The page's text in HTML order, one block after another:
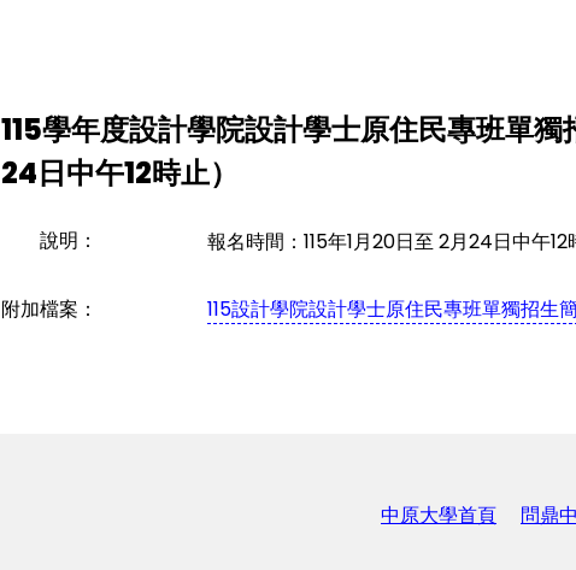
115學年度設計學院設計學士原住民專班單
24日中午12時止）
說明： 報名時間：115年1月20日至 2月24日中午12
附加檔案： 115設計學院設計學士原住民專班單獨招生
中原大學首頁 問鼎